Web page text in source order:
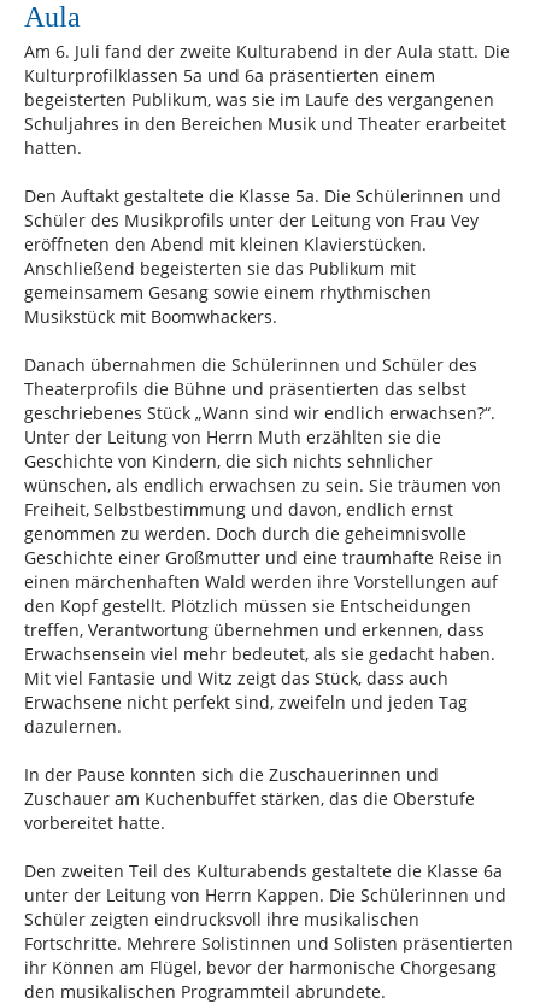
Aula
Am 6. Juli fand der zweite Kulturabend in der Aula statt. Die
Kulturprofilklassen 5a und 6a präsentierten einem
begeisterten Publikum, was sie im Laufe des vergangenen
Schuljahres in den Bereichen Musik und Theater erarbeitet
hatten.
Den Auftakt gestaltete die Klasse 5a. Die Schülerinnen und
Schüler des Musikprofils unter der Leitung von Frau Vey
eröffneten den Abend mit kleinen Klavierstücken.
Anschließend begeisterten sie das Publikum mit
gemeinsamem Gesang sowie einem rhythmischen
Musikstück mit Boomwhackers.
Danach übernahmen die Schülerinnen und Schüler des
Theaterprofils die Bühne und präsentierten das selbst
geschriebenes Stück „Wann sind wir endlich erwachsen?“.
Unter der Leitung von Herrn Muth erzählten sie die
Geschichte von Kindern, die sich nichts sehnlicher
wünschen, als endlich erwachsen zu sein. Sie träumen von
Freiheit, Selbstbestimmung und davon, endlich ernst
genommen zu werden. Doch durch die geheimnisvolle
Geschichte einer Großmutter und eine traumhafte Reise in
einen märchenhaften Wald werden ihre Vorstellungen auf
den Kopf gestellt. Plötzlich müssen sie Entscheidungen
treffen, Verantwortung übernehmen und erkennen, dass
Erwachsensein viel mehr bedeutet, als sie gedacht haben.
Mit viel Fantasie und Witz zeigt das Stück, dass auch
Erwachsene nicht perfekt sind, zweifeln und jeden Tag
dazulernen.
In der Pause konnten sich die Zuschauerinnen und
Zuschauer am Kuchenbuffet stärken, das die Oberstufe
vorbereitet hatte.
Den zweiten Teil des Kulturabends gestaltete die Klasse 6a
unter der Leitung von Herrn Kappen. Die Schülerinnen und
Schüler zeigten eindrucksvoll ihre musikalischen
Fortschritte. Mehrere Solistinnen und Solisten präsentierten
ihr Können am Flügel, bevor der harmonische Chorgesang
den musikalischen Programmteil abrundete.